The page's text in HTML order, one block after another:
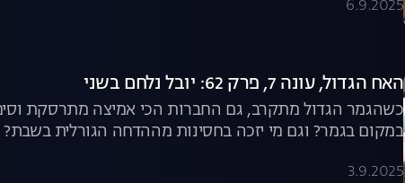
6.9.2025
האח הגדול, עונה 7, פרק 62: יובל נלחם בשני
כשהגמר הגדול מתקרב, גם החברות הכי אמיצה מתרסקת
במקום בגמר? וגם מי יזכה בחסינות מההדחה הגורלית
3.9.2025